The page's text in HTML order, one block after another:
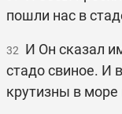
пошли нас в
32 И Он сказал
стадо свиное. И
крутизны в море